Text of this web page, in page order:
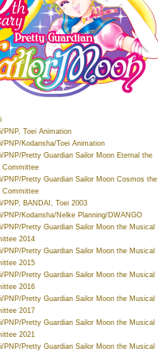
PNP, Toei Animation
PNP/Kodansha/Toei Animation
PNP/Pretty Guardian Sailor Moon Eternal the
Committee
PNP/Pretty Guardian Sailor Moon Cosmos the
Committee
PNP, BANDAI, Toei 2003
PNP/Kodansha/Nelke Planning/DWANGO
PNP/Pretty Guardian Sailor Moon the Musical
2014
PNP/Pretty Guardian Sailor Moon the Musical
2015
PNP/Pretty Guardian Sailor Moon the Musical
2016
PNP/Pretty Guardian Sailor Moon the Musical
2017
PNP/Pretty Guardian Sailor Moon the Musical
2021
PNP/Pretty Guardian Sailor Moon the Musical